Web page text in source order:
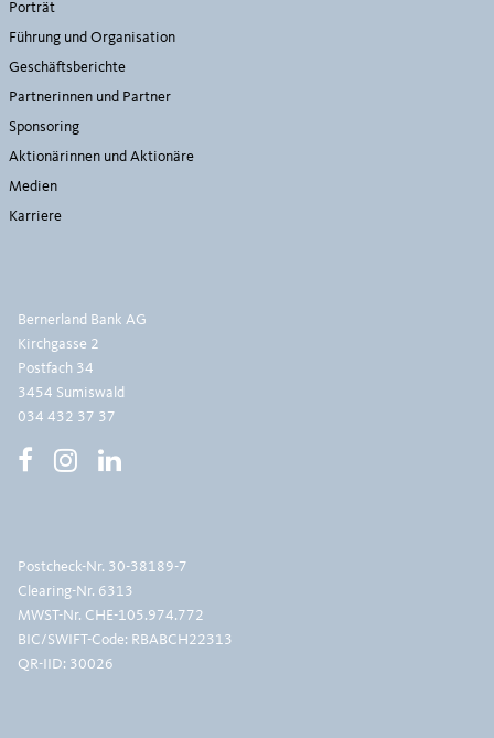
Porträt
Führung und Organisation
Geschäftsberichte
Partnerinnen und Partner
Sponsoring
Aktionärinnen und Aktionäre
Medien
Karriere
Bernerland Bank AG
Kirchgasse 2
Postfach 34
3454 Sumiswald
034 432 37 37
Postcheck-Nr. 30-38189-7
Clearing-Nr. 6313
MWST-Nr. CHE-105.974.772
BIC/SWIFT-Code: RBABCH22313
QR-IID: 30026